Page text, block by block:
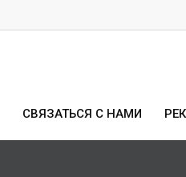
СВЯЗАТЬСЯ С НАМИ